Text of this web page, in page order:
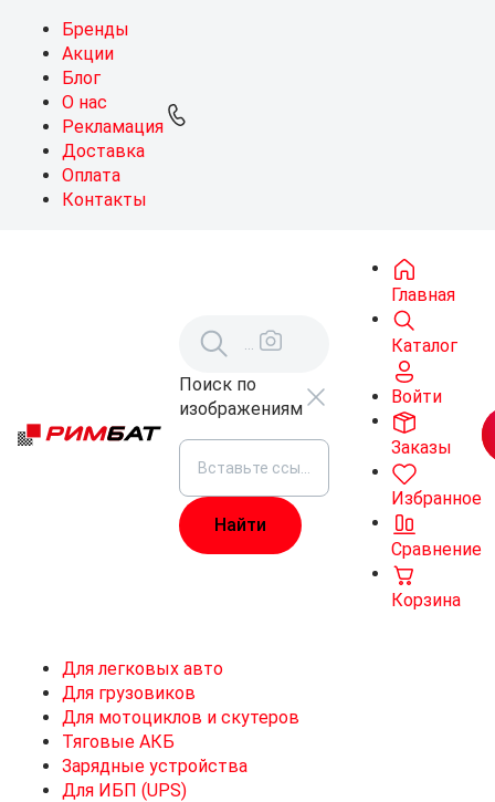
Бренды
Акции
Блог
О нас
Рекламация
Доставка
Оплата
Контакты
Поиск по
изображениям
Главная
Каталог
Войти
Заказы
Избранное
Сравнение
Корзина
Для легковых авто
Для грузовиков
Для мотоциклов и скутеров
Тяговые АКБ
Зарядные устройства
Для ИБП (UPS)